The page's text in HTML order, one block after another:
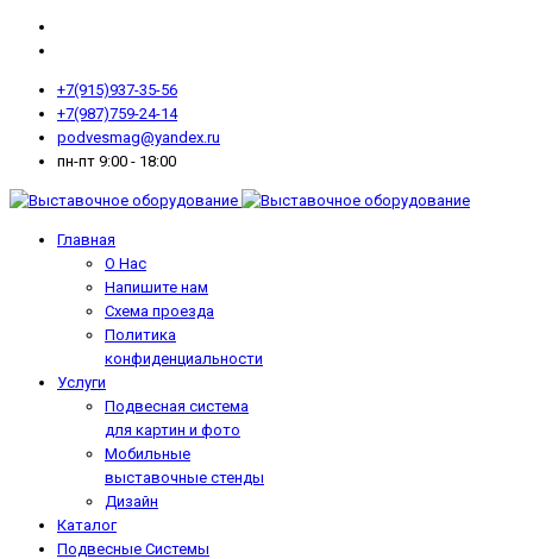
+7(915)937-35-56
+7(987)759-24-14
podvesmag@yandex.ru
пн-пт 9:00 - 18:00
Главная
О Нас
Напишите нам
Схема проезда
Политика
конфиденциальности
Услуги
Подвесная система
для картин и фото
Мобильные
выставочные стенды
Дизайн
Каталог
Подвесные Системы